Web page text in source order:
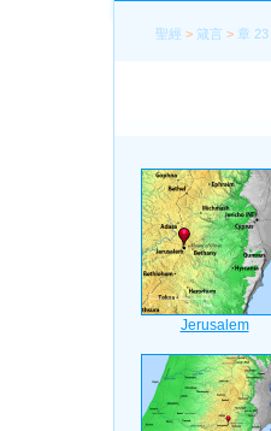
聖經 >箴言 > 章 23